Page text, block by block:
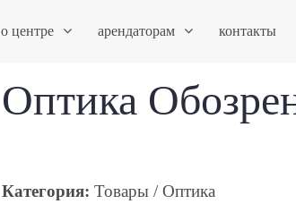
о центре арендаторам контакты
Оптика
Категория: Товары / Оптика